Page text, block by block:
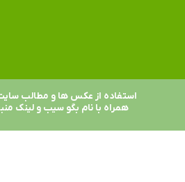
استفاده از عکس ها و مطالب
همراه با نام بگو سیب و لینک